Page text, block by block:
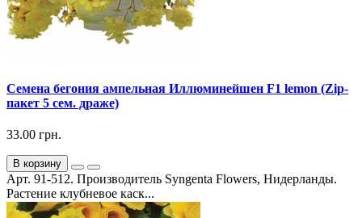
Семена бегония ампельная Иллюминейшен F1 lemon (Zip-
пакет 5 сем. драже)
33.00 грн.
В корзину
Арт. 91-512. Производитель Syngenta Flowers, Нидерланды.
Растение клубневое каск...